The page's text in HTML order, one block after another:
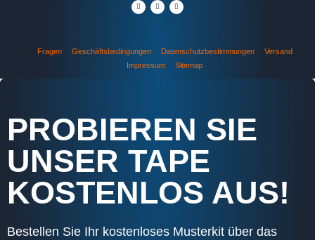
Fragen Geschäftsbedingungen Datenschutzbestimmungen
Versand
Impressum
Sitemap
PROBIEREN SIE
UNSER TAPE
KOSTENLOS AUS!
Bestellen Sie Ihr kostenloses Musterkit über das